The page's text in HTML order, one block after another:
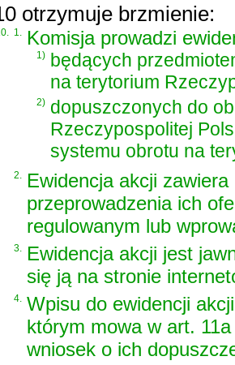
otrzymuje brzmienie:
1. Komisja prowadzi
1) będących
na terytorium
2) dopuszczonych do
Rzeczypospolitej
systemu obrotu na
2. Ewidencja akcji
przeprowadzenia ich
regulowanym lub
3. Ewidencja akcji jest
się ją na stronie
4. Wpisu do ewidencji
którym mowa w art.
wniosek o ich